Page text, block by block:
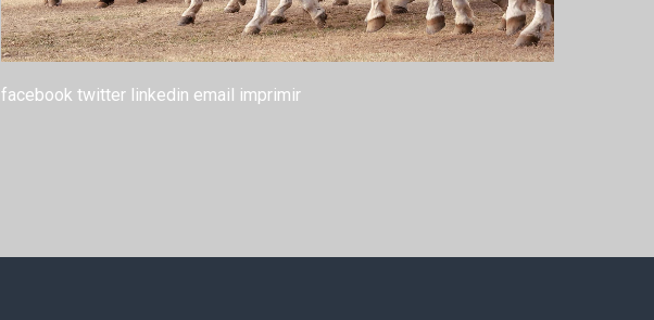
facebook twitter linkedin email imprimir